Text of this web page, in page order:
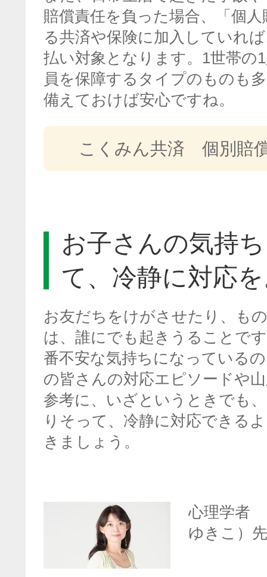
賠償責任を負った場合、「個
る共済や保険に加入していれ
払い対象となります。1世帯の
員を保障するタイプのものも
備えておけば安心ですね。
こくみん共済 個別賠
お子さんの気持
て、冷静に対応
お友だちをけがさせたり、も
は、誰にでも起きうることで
番不安な気持ちになっている
の皆さんの対応エピソードや
参考に、いざというときでも
りそって、冷静に対応できる
きましょう。
心理学者
ゆきこ）